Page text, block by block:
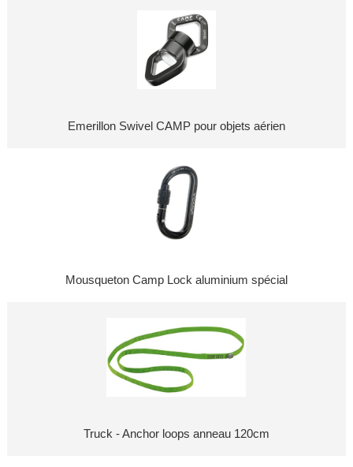
Emerillon Swivel CAMP pour objets aérien
Mousqueton Camp Lock aluminium spécial
Truck - Anchor loops anneau 120cm